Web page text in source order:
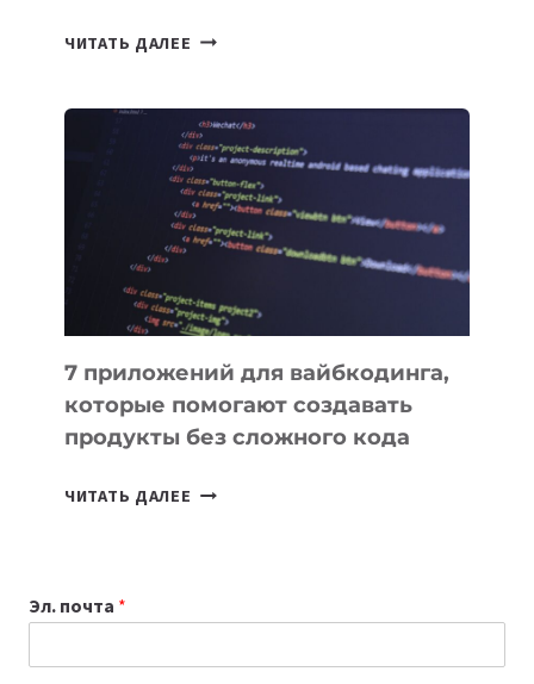
ЧИТАТЬ ДАЛЕЕ ТАСК-
ПОЛЕЗНЫХ
ИНСТРУМЕНТОВ
ДЛЯ
РАБОТЫ
7 приложений для вайбкодинга,
которые помогают создавать
продукты без сложного кода
ЧИТАТЬ ДАЛЕЕ
СОЗДАВАТЬ
Эл. почта *